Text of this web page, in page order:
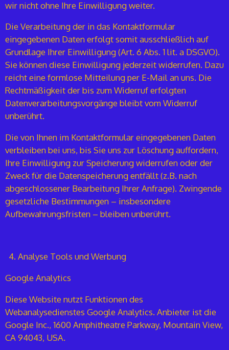
wir nicht ohne Ihre Einwilligung weiter.
Die Verarbeitung der in das Kontaktformular
eingegebenen Daten erfolgt somit ausschließlich auf
Grundlage Ihrer Einwilligung (Art. 6 Abs. 1 lit. a DSGVO).
Sie können diese Einwilligung jederzeit widerrufen. Dazu
reicht eine formlose Mitteilung per E-Mail an uns. Die
Rechtmäßigkeit der bis zum Widerruf erfolgten
Datenverarbeitungsvorgänge bleibt vom Widerruf
unberührt.
Die von Ihnen im Kontaktformular eingegebenen Daten
verbleiben bei uns, bis Sie uns zur Löschung auffordern,
Ihre Einwilligung zur Speicherung widerrufen oder der
Zweck für die Datenspeicherung entfällt (z.B. nach
abgeschlossener Bearbeitung Ihrer Anfrage). Zwingende
gesetzliche Bestimmungen – insbesondere
Aufbewahrungsfristen – bleiben unberührt.
Analyse Tools und Werbung
Google Analytics
Diese Website nutzt Funktionen des
Webanalysedienstes Google Analytics. Anbieter ist die
Google Inc., 1600 Amphitheatre Parkway, Mountain View,
CA 94043, USA.